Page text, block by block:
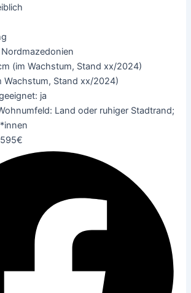
(im Wachstum, Stand xx/2024)
Wachstum, Stand xx/2024)
ja
Land oder ruhiger Stadtrand;